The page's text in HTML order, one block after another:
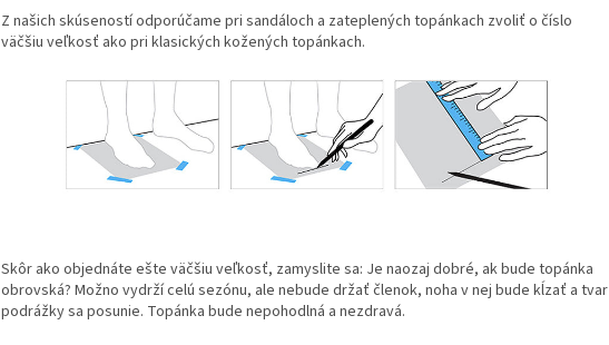
Z našich skúseností odporúčame pri sandáloch a zateplených topánkach zvoliť o číslo
väčšiu veľkosť ako pri klasických kožených topánkach.
Skôr ako objednáte ešte väčšiu veľkosť, zamyslite sa: Je naozaj dobré, ak bude topánka
obrovská? Možno vydrží celú sezónu, ale nebude držať členok, noha v nej bude kĺzať a tvar
podrážky sa posunie. Topánka bude nepohodlná a nezdravá.